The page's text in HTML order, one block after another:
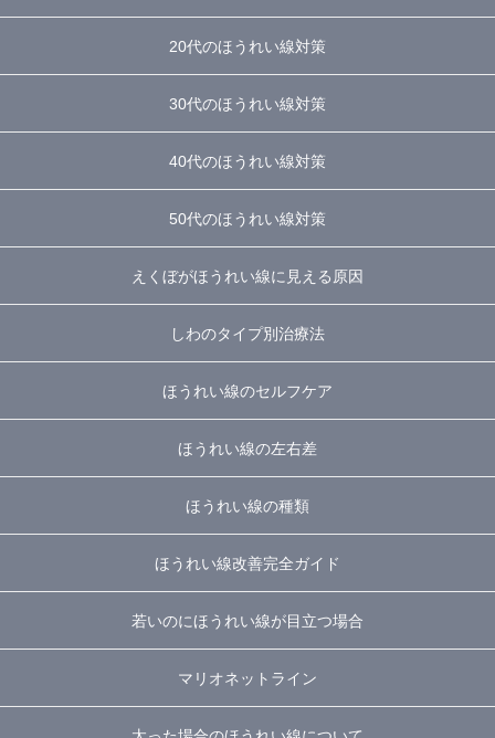
20代のほうれい線対策
30代のほうれい線対策
40代のほうれい線対策
50代のほうれい線対策
えくぼがほうれい線に見える原因
しわのタイプ別治療法
ほうれい線のセルフケア
ほうれい線の左右差
ほうれい線の種類
ほうれい線改善完全ガイド
若いのにほうれい線が目立つ場合
マリオネットライン